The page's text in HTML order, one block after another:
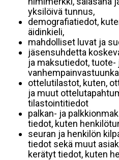
yksilöivä tunnus,
demografiatiedot,
äidinkieli,
mahdolliset luvat ja
jäsensuhdetta
ja maksutiedot,
ottelutilastot, kuten,
ja muut
tilastointitiedot
palkan- ja
tiedot, kuten
seuran ja henkilön
tiedot sekä muut
kerätyt tiedot, kuten